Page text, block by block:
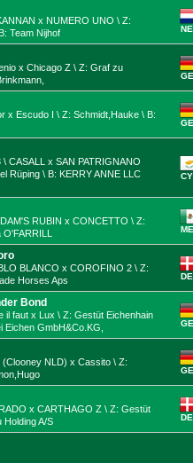
x NUMERO UNO \ Z:
Team Nijhof
x Chicago Z \ Z: Graf zu
x Escudo I \ Z: Schmidt,Hauke \ B:
CASALL x SAN PATRIGNANO
Rüping \ B: KERRY ANNE LLC
RUBIN x CONCETTO \ Z:
BLANCO x COROFINO 2 \ Z:
Horses Aps
Bond
il faut x Lux \ Z: Gestüt Eichenhain
GmbH&Co.KG,
NLD) x Cassito \ Z:
x CARTHAGO Z \ Z: Gestüt
Holding A/S